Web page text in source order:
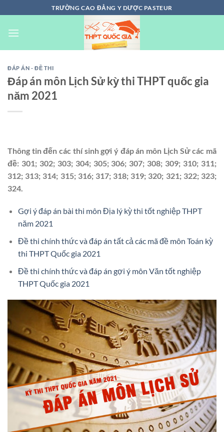
đến
nội
TRƯỜNG CAO ĐẲNG Y DƯỢC PASTEUR
ĐÁP ÁN - ĐỀ THI
Đáp án môn Lịch Sử kỳ thi THPT quốc gia
năm 2021
Thông tin đến các thí sinh gợi ý đáp án môn Lịch Sử các mã
đề: 301; 302; 303; 304​; 305; 306; 307; 308; 309; 310; 311;
312; 313; 314; 315; 316; 317; 318; 319; 320; 321; 322; 323;
324.
Gợi ý đáp án bài thi môn Địa lý kỳ thi tốt nghiệp THPT
năm 2021
Đề thi chính thức và đáp án tất cả các mã đề môn Toán kỳ
thi THPT Quốc gia 2021
Đề thi chính thức và đáp án gợi ý môn Văn tốt nghiệp
THPT Quốc gia 2021